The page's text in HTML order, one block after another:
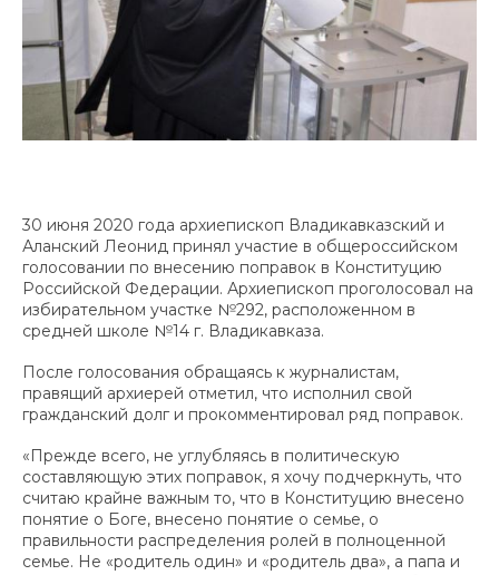
30 июня 2020 года архиепископ Владикавказский и
Аланский Леонид принял участие в общероссийском
голосовании по внесению поправок в Конституцию
Российской Федерации. Архиепископ проголосовал на
избирательном участке №292, расположенном в
средней школе №14 г. Владикавказа.
После голосования обращаясь к журналистам,
правящий архиерей отметил, что исполнил свой
гражданский долг и прокомментировал ряд поправок.
«Прежде всего, не углубляясь в политическую
составляющую этих поправок, я хочу подчеркнуть, что
считаю крайне важным то, что в Конституцию внесено
понятие о Боге, внесено понятие о семье, о
правильности распределения ролей в полноценной
семье. Не «родитель один» и «родитель два», а папа и